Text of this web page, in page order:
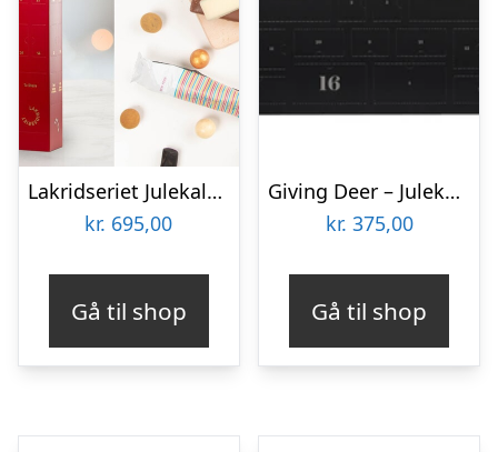
Lakridseriet Julekalender 860 gram
kr. 695,00
Gå til shop
Giving Deer – Julekalender med Lakrids
kr. 375,00
Gå til shop